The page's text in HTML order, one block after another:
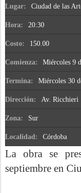
Lugar: Ciudad de las
Hora: 20:30
Costo: 150.00
Comienza: Miércoles 9
Termina: Miércoles 30
Dirección: Av. Ricchieri
Zona: Sur
Localidad: Córdoba
La obra se
septiembre en